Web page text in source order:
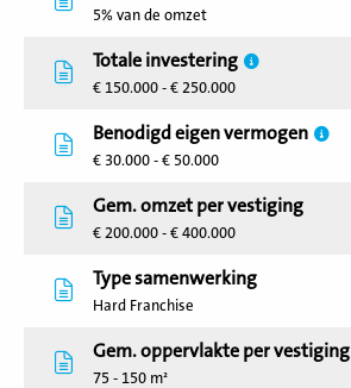
5% van de omzet
Totale investering
€ 150.000 - € 250.000
Benodigd eigen vermogen
€ 30.000 - € 50.000
Gem. omzet per vestiging
€ 200.000 - € 400.000
Type samenwerking
Hard Franchise
Gem. oppervlakte per vestiging
75 - 150 m²